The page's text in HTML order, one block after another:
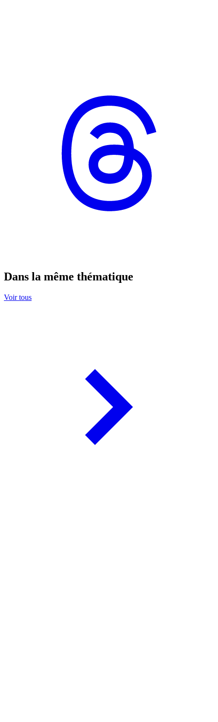
Dans la même thématique
Voir tous